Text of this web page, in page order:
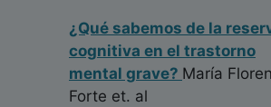
¿Qué sabemos de la
cognitiva en el trastorno
mental grave? María
Forte et. al